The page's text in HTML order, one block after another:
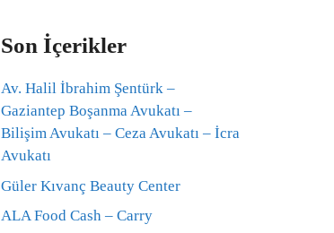
Son İçerikler
Av. Halil İbrahim Şentürk –
Gaziantep Boşanma Avukatı –
Bilişim Avukatı – Ceza Avukatı – İcra
Avukatı
Güler Kıvanç Beauty Center
ALA Food Cash – Carry